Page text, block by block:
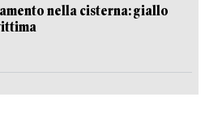
nella cisterna: giallo